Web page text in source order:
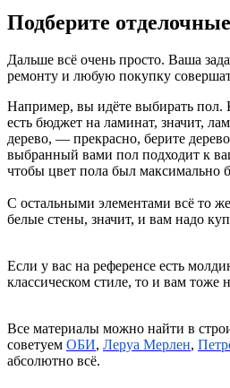
Подберите
Дальше всё очень просто. Ваша
ремонту и любую покупку
Например, вы идёте выбирать
есть бюджет на ламинат, значит,
дерево, — прекрасно, берите
выбранный вами пол подходит к
чтобы цвет пола был максимально
С остальными элементами всё то
белые стены, значит, и вам надо
Если у вас на референсе есть
классическом стиле, то и вам тоже
Все материалы можно найти в
советуем ОБИ, Леруа Мерлен,
абсолютно всё.